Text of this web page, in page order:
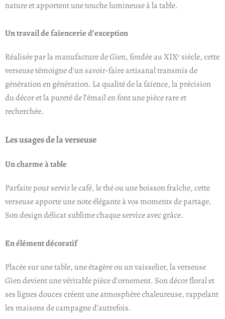
nature et apportent une touche lumineuse à la table.
Un travail de faïencerie d’exception
Réalisée par la manufacture de Gien, fondée au XIXᵉ siècle, cette
verseuse témoigne d’un savoir-faire artisanal transmis de
génération en génération. La qualité de la faïence, la précision
du décor et la pureté de l’émail en font une pièce rare et
recherchée.
Les usages de la verseuse
Un charme à table
Parfaite pour servir le café, le thé ou une boisson fraîche, cette
verseuse apporte une note élégante à vos moments de partage.
Son design délicat sublime chaque service avec grâce.
En élément décoratif
Placée sur une table, une étagère ou un vaisselier, la verseuse
Gien devient une véritable pièce d’ornement. Son décor floral et
ses lignes douces créent une atmosphère chaleureuse, rappelant
les maisons de campagne d’autrefois.